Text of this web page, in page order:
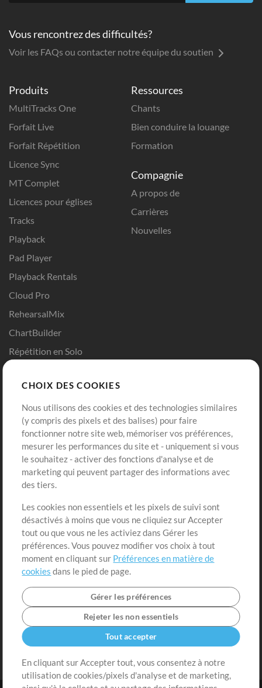
Produits
MultiTracks One
Forfait Live
Forfait Répétition
Licence Sync
MT Complet
Licences pour églises
Tracks
Playback
Pad Player
Playback Rentals
Cloud Pro
RehearsalMix
ChartBuilder
Répétition en Solo
Modèles ProPresenter
Sons
Ressources
Chants
Bien conduire la louange
Formation
Compagnie
A propos de
Carrières
Nouvelles
Boutique
Acheter des crédits
Contenu gratuit
Demander les pistes
Extras
Sessions
Soumettre votre contenu
Listes de lecture
Conférence MT
Compte
Connexion
S'inscrire
Vous rencontrez des difficultés?
Voir les FAQs ou contacter notre équipe du soutien
CHOIX DES COOKIES
Nous utilisons des cookies et des technologies similaires
(y compris des pixels et des balises) pour faire
fonctionner notre site web, mémoriser vos préférences,
mesurer les performances du site et - uniquement si vous
le souhaitez - activer des fonctions d'analyse et de
marketing qui peuvent partager des informations avec
des tiers.
Les cookies non essentiels et les pixels de suivi sont
désactivés à moins que vous ne cliquiez sur Accepter
tout ou que vous ne les activiez dans Gérer les
préférences. Vous pouvez modifier vos choix à tout
moment en cliquant sur Préférences en matière de
cookies dans le pied de page.
Gérer les préférences
Rejeter les non essentiels
Tout accepter
En cliquant sur Accepter tout, vous consentez à notre
utilisation de cookies/pixels d'analyse et de marketing,